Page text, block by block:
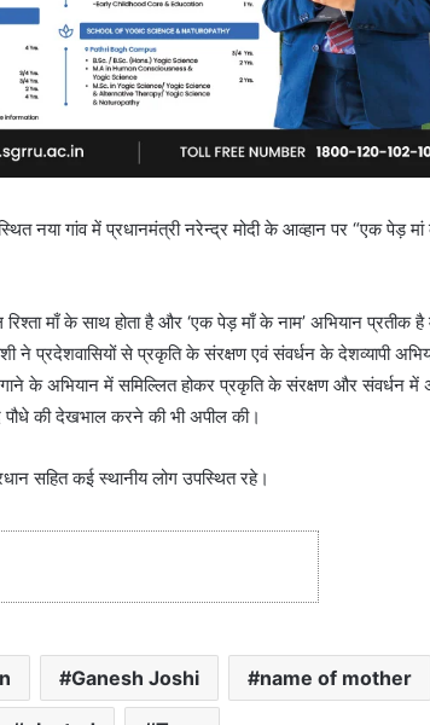
नया गांव में प्रधानमंत्री नरेन्द्र मोदी के आव्हान पर “एक पेड़ मां
माँ के साथ होता है और ‘एक पेड़ माँ के नाम’ अभियान प्रतीक है
ने प्रदेशवासियों से प्रकृति के संरक्षण एवं संवर्धन के देशव्यापी
के अभियान में समिल्लित होकर प्रकृति के संरक्षण और संवर्धन में
पौधे की देखभाल करने की भी अपील की।
सहित कई स्थानीय लोग उपस्थित रहे।
Ganesh Joshi name of mother